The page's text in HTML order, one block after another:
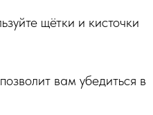
щётки и кисточки
вам убедиться в